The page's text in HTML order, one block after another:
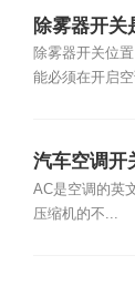
除雾器开关
除雾器开关位
能必须在开启
汽车空调开
AC是空调的英
压缩机的不...